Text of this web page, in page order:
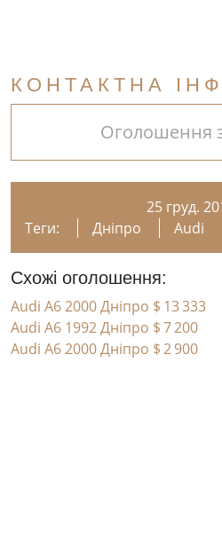
КОНТАКТНА
Оголошення
25 груд.
Теги:
Дніпро Audi
Схожі оголошення:
Audi A6 2000 Дніпро $ 13 333
Audi A6 1992 Дніпро $ 7 200
Audi A6 2000 Дніпро $ 2 900